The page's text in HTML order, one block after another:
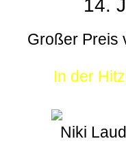
14.
Großer Preis
In der
Niki